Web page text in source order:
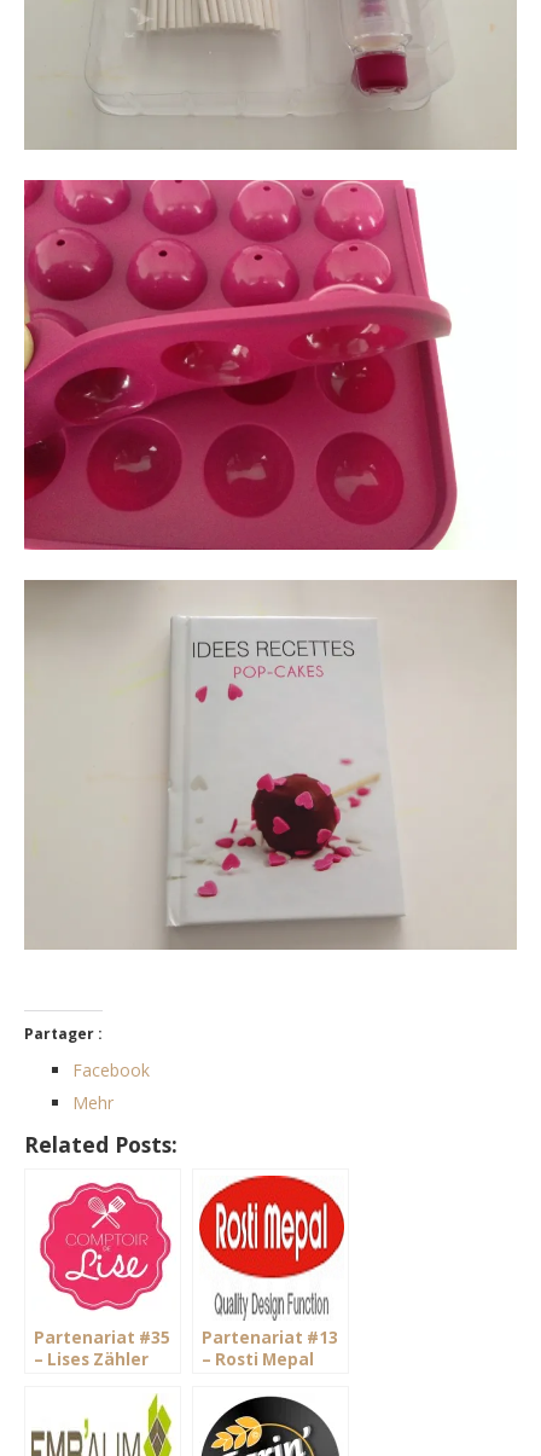
Partager :
Facebook
Mehr
Related Posts:
Partenariat #35
– Lises Zähler
Partenariat #13
– Rosti Mepal